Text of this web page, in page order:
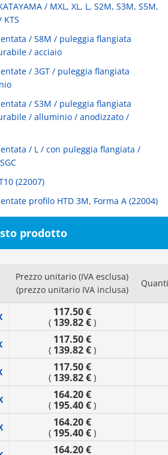
/ MXL, XL, L, S2M, S3M, S5M,
/ S8M / puleggia flangiata
/ acciaio
/ 3GT / puleggia flangiata
/ S3M / puleggia flangiata
/ alluminio / anodizzato /
/ L / con puleggia flangiata /
(22007)
profilo HTD 3M, Forma A (22004)
prodotto
Prezzo unitario (IVA esclusa)
(prezzo unitario IVA inclusa)
117.50 €
( 139.82 €)
117.50 €
( 139.82 €)
117.50 €
( 139.82 €)
164.20 €
( 195.40 €)
164.20 €
( 195.40 €)
164.20 €